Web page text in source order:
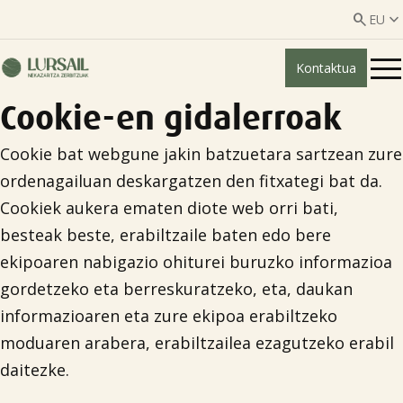
 EU 
ES
Nor gara?
Gardentasun-gida
Abeltzaintza zerbitzua
Nekazaritza zerbitzuak
Erakunde elkartuak
Kontaktua
Cookie-en gidalerroak
Cookie bat webgune jakin batzuetara sartzean zure
ordenagailuan deskargatzen den fitxategi bat da.
Cookiek aukera ematen diote web orri bati,
besteak beste, erabiltzaile baten edo bere
ekipoaren nabigazio ohiturei buruzko informazioa
gordetzeko eta berreskuratzeko, eta, daukan
informazioaren eta zure ekipoa erabiltzeko
moduaren arabera, erabiltzailea ezagutzeko erabil
daitezke.